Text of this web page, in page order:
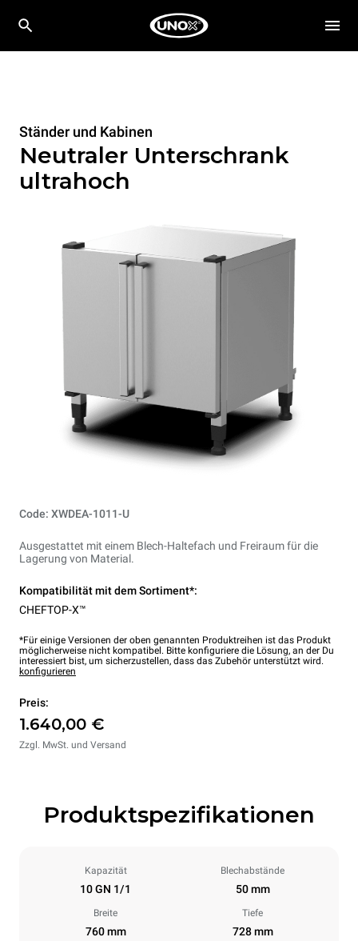
Ständer und Kabinen
Neutraler Unterschrank
ultrahoch
Code: XWDEA-1011-U
Ausgestattet mit einem Blech-Haltefach und Freiraum für die
Lagerung von Material.
Kompatibilität mit dem Sortiment*:
CHEFTOP-X™
*Für einige Versionen der oben genannten Produktreihen ist das Produkt
möglicherweise nicht kompatibel. Bitte konfiguriere die Lösung, an der Du
interessiert bist, um sicherzustellen, dass das Zubehör unterstützt wird.
konfigurieren
Preis:
1.640,00 €
Zzgl. MwSt. und Versand
Produktspezifikationen
Kapazität
10 GN 1/1
Blechabstände
50 mm
Breite
760 mm
Tiefe
728 mm